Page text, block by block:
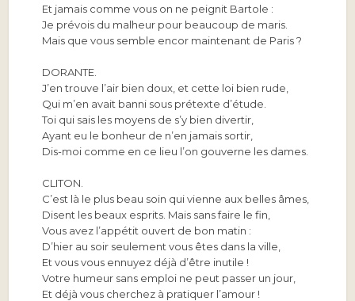
Et jamais comme vous on ne peignit Bartole :
Je prévois du malheur pour beaucoup de maris.
Mais que vous semble encor maintenant de Paris ?
DORANTE.
J’en trouve l’air bien doux, et cette loi bien rude,
Qui m’en avait banni sous prétexte d’étude.
Toi qui sais les moyens de s’y bien divertir,
Ayant eu le bonheur de n’en jamais sortir,
Dis-moi comme en ce lieu l’on gouverne les dames.
CLITON.
C’est là le plus beau soin qui vienne aux belles âmes,
Disent les beaux esprits. Mais sans faire le fin,
Vous avez l’appétit ouvert de bon matin :
D’hier au soir seulement vous êtes dans la ville,
Et vous vous ennuyez déjà d’être inutile !
Votre humeur sans emploi ne peut passer un jour,
Et déjà vous cherchez à pratiquer l’amour !